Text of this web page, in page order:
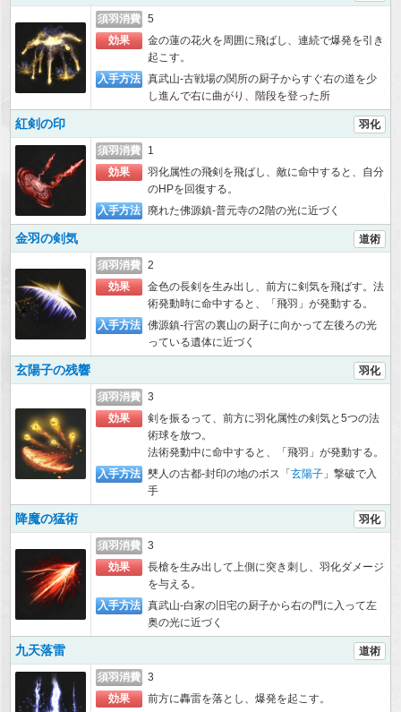
須羽消費 5
効果
金の蓮の花火を周囲に飛ばし、連続で爆発を引き
起こす。
入手方法 真武山-古戦場の関所の厨子からすぐ右の道を少
し進んで右に曲がり、階段を登った所
紅剣の印 羽化
須羽消費
1
効果
羽化属性の飛剣を飛ばし、敵に命中すると、自分
のHPを回復する。
入手方法
廃れた佛源鎮-普元寺の2階の光に近づく
金羽の剣気 道術
須羽消費 2
効果
金色の長剣を生み出し、前方に剣気を飛ばす。法
術発動時に命中すると、「飛羽」が発動する。
入手方法 佛源鎮-行宮の裏山の厨子に向かって左後ろの光
っている遺体に近づく
玄陽子の残響 羽化
須羽消費 3
効果
剣を振るって、前方に羽化属性の剣気と5つの法
術球を放つ。
法術発動中に命中すると、「飛羽」が発動する。
入手方法 僰人の古都-封印の地のボス「玄陽子 」撃破で入
手
降魔の猛術 羽化
須羽消費 3
効果
長槍を生み出して上側に突き刺し、羽化ダメージ
を与える。
入手方法 真武山-白家の旧宅の厨子から右の門に入って左
奥の光に近づく
九天落雷 道術
須羽消費 3
効果
前方に轟雷を落とし、爆発を起こす。